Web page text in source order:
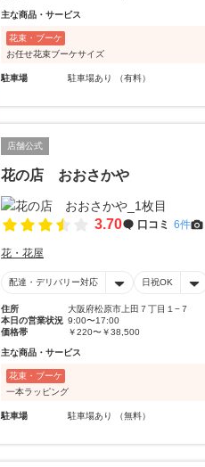
主な商品・サービス
花束・ブーケ
お任せ花束ブーケサイズ
駐車場 駐車場あり （有料）
店舗公式
花の店 おおさかや
3.70 口コミ 6件
花・花屋
配達・デリバリー対応 日祝OK
住所
大阪府松原市上田７丁目１−７
本日の営業状況 9:00〜17:00
価格帯
￥220〜￥38,500
主な商品・サービス
花束・ブーケ
一本ラッピング
駐車場 駐車場あり （無料）